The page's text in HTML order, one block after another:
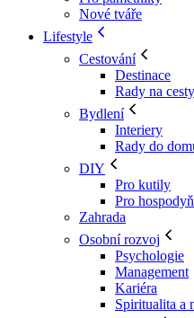
Nové tváře
Lifestyle
Cestování
Destinace
Rady na cesty
Bydlení
Interiery
Rady do
DIY
Pro kutily
Pro
Zahrada
Osobní rozvoj
Psychologie
Management
Kariéra
Spiritualita a